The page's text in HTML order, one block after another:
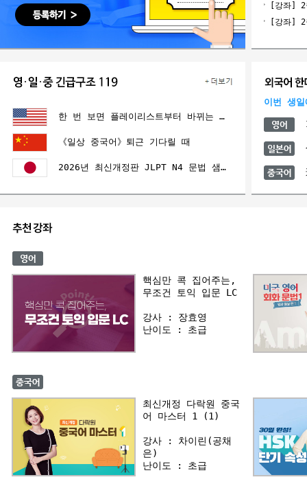
[강좌]
[강좌]
한 번 보면 플레이리스트부터 바뀌는 영화??
《일상 중국어》퇴근 기다릴 때
2026년 최신개정판 JLPT N4 문법 샘플 강의 미리보기?(JLPT 한권으로 끝내기)
이번 생
핵심만 콕 집어주는,
무조건 토익 입문 LC
강사 : 장효영
난이도 : 초급
최신개정 다락원 중국
어 마스터 1 (1)
강사 : 차이린(공채
은)
난이도 : 초급